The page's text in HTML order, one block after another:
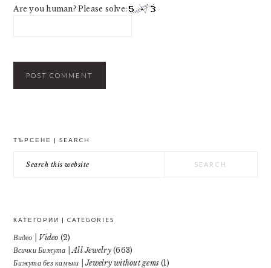
Are you human? Please solve:
ТЪРСЕНЕ | SEARCH
this
КАТЕГОРИИ | CATEGORIES
Видео | Video (2)
Всички Бижута | All Jewelry(663)
Бижута без камъни | Jewelry without gems (1)